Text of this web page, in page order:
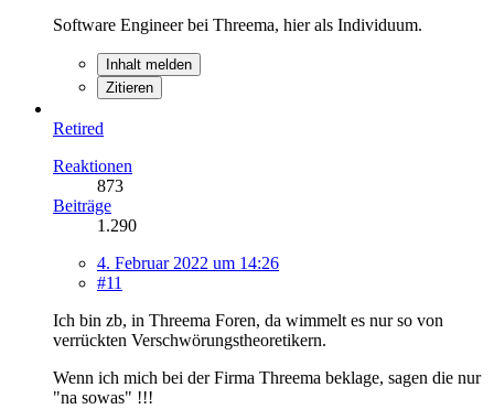
Software Engineer bei Threema, hier als Individuum.
Inhalt melden
Zitieren
Retired
Reaktionen
873
Beiträge
1.290
4. Februar 2022 um 14:26
#11
Ich bin zb, in Threema Foren, da wimmelt es nur so von
verrückten Verschwörungstheoretikern.
Wenn ich mich bei der Firma Threema beklage, sagen die nur
"na sowas" !!!